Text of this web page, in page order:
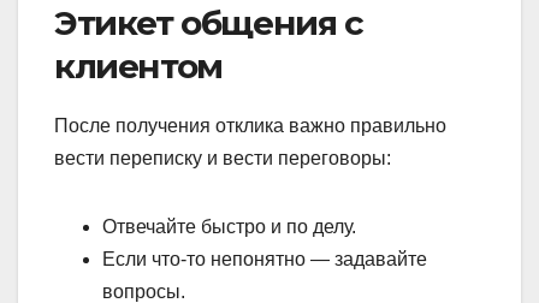
Этикет общения с
клиентом
После получения отклика важно правильно
вести переписку и вести переговоры:
Отвечайте быстро и по делу.
Если что-то непонятно — задавайте
вопросы.